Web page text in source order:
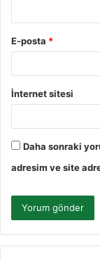
E-posta *
İnternet sitesi
Daha sonraki
adresim ve site